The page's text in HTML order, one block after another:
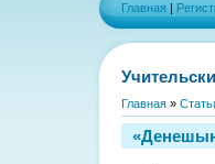
Главная |
Главная »